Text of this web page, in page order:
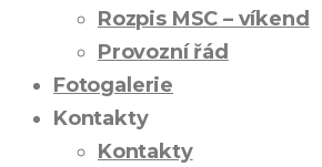
Rozpis MSC – víkend
Provozní řád
Fotogalerie
Kontakty
Kontakty